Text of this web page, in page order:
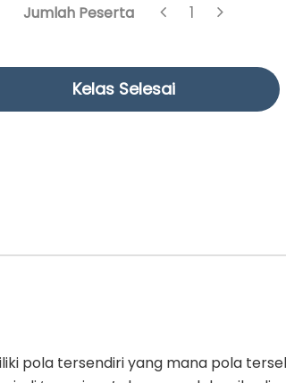
Jumlah Peserta 1
Kelas Selesai
pola tersendiri yang mana pola